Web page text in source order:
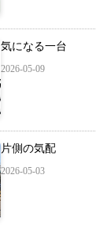
気になる一台
2026-05-09
片側の気配
2026-05-03